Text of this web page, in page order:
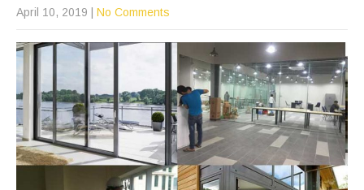
April 10, 2019 | No Comments